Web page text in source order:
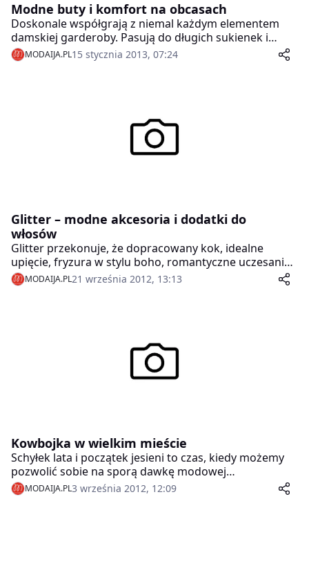
Modne buty i komfort na obcasach
Doskonale współgrają z niemal każdym elementem
damskiej garderoby. Pasują do długich sukienek i
rurek, na co dzień i do stylizacji boho. Uniwersalność
to jednak tylko jedna z wielu zalet… koturnów.
MODAIJA.PL15 stycznia 2013, 07:24
Glitter – modne akcesoria i dodatki do
włosów
Glitter przekonuje, że dopracowany kok, idealne
upięcie, fryzura w stylu boho, romantyczne uczesanie
w stylu lat dwudziestych czy szykowny kok francuski
są równie proste, co zmiana stroju czy dobór nowych
MODAIJA.PL21 września 2012, 13:13
Kowbojka w wielkim mieście
Schyłek lata i początek jesieni to czas, kiedy możemy
pozwolić sobie na sporą dawkę modowej
ekstrawagancji – kolorowe kowbojki np. w połączeniu
z letnimi, zwiewnymi sukienkami. Prawdziwie
MODAIJA.PL3 września 2012, 12:09